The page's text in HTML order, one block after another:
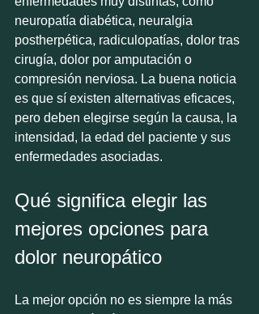
neuropatía diabética, neuralgia
postherpética, radiculopatías, dolor tras
cirugía, dolor por amputación o
compresión nerviosa. La buena noticia
es que sí existen alternativas eficaces,
pero deben elegirse según la causa, la
intensidad, la edad del paciente y sus
enfermedades asociadas.
Qué significa elegir las
mejores opciones para
dolor neuropático
La mejor opción no es siempre la más